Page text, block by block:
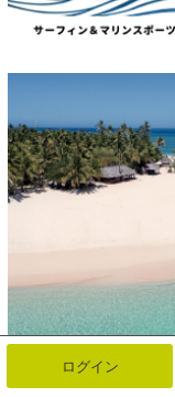
ログイン